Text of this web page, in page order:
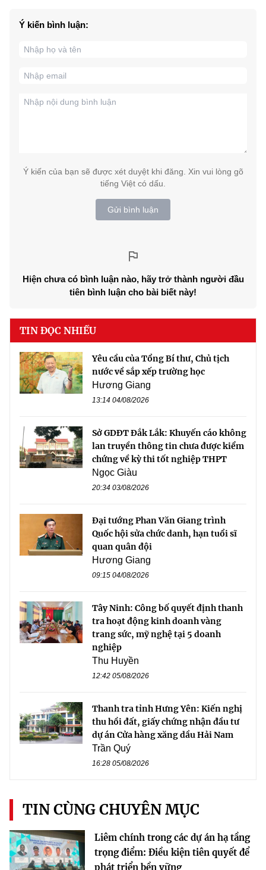
Ý kiến bình luận:
Ý kiến của bạn sẽ được xét duyệt khi đăng. Xin vui lòng gõ
tiếng Việt có dấu.
Gửi bình luận
Hiện chưa có bình luận nào, hãy trở thành người đầu
tiên bình luận cho bài biết này!
TIN ĐỌC NHIỀU
Yêu cầu của Tổng Bí thư, Chủ tịch
nước về sắp xếp trường học
Hương Giang
13:14 04/08/2026
Sở GDĐT Đắk Lắk: Khuyến cáo không
lan truyền thông tin chưa được kiểm
chứng về kỳ thi tốt nghiệp THPT
Ngọc Giàu
20:34 03/08/2026
Đại tướng Phan Văn Giang trình
Quốc hội sửa chức danh, hạn tuổi sĩ
quan quân đội
Hương Giang
09:15 04/08/2026
Tây Ninh: Công bố quyết định thanh
tra hoạt động kinh doanh vàng
trang sức, mỹ nghệ tại 5 doanh
nghiệp
Thu Huyền
12:42 05/08/2026
Thanh tra tỉnh Hưng Yên: Kiến nghị
thu hồi đất, giấy chứng nhận đầu tư
dự án Cửa hàng xăng dầu Hải Nam
Trần Quý
16:28 05/08/2026
TIN CÙNG CHUYÊN MỤC
Liêm chính trong các dự án hạ tầng
trọng điểm: Điều kiện tiên quyết để
phát triển bền vững